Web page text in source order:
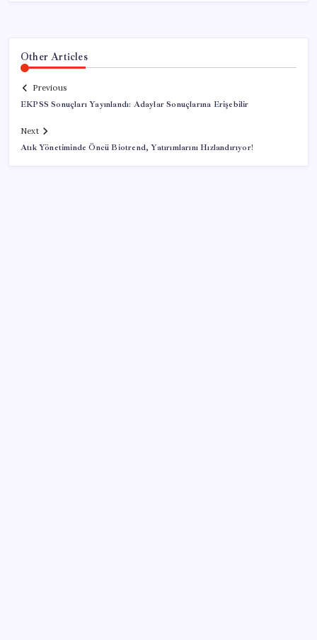
Other Articles
Previous
EKPSS Sonuçları Yayınlandı: Adaylar Sonuçlarına Erişebilir
Next
Atık Yönetiminde Öncü Biotrend, Yatırımlarını Hızlandırıyor!